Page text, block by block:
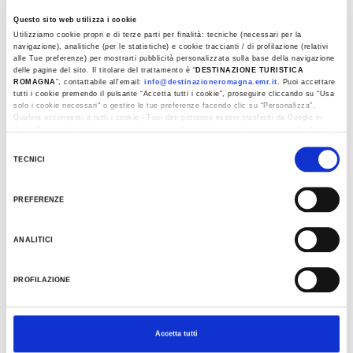
Questo sito web utilizza i cookie
Utilizziamo cookie propri e di terze parti per finalità: tecniche (necessari per la
navigazione), analitiche (per le statistiche) e cookie traccianti / di profilazione (relativi
alle Tue preferenze) per mostrarti pubblicità personalizzata sulla base della navigazione
delle pagine del sito. Il titolare del trattamento è “ DESTINAZIONE TURISTICA
ROMAGNA”, contattabile all'email:info@destinazioneromagna.emr.it. Puoi accettare
tutti i cookie premendo il pulsante “Accetta tutti i cookie”, proseguire cliccando su “Usa
solo i cookie necessari" o gestire le tue preferenze facendo clic su “Personalizza”.
Qualora acconsenti a tutti i cookie i Tuoi dati potranno essere trasferiti da Google in
TECNICI
PREFERENZE
ANALITICI
PROFILAZIONE
Accetta tutti
GLI ANELLI DEL PO